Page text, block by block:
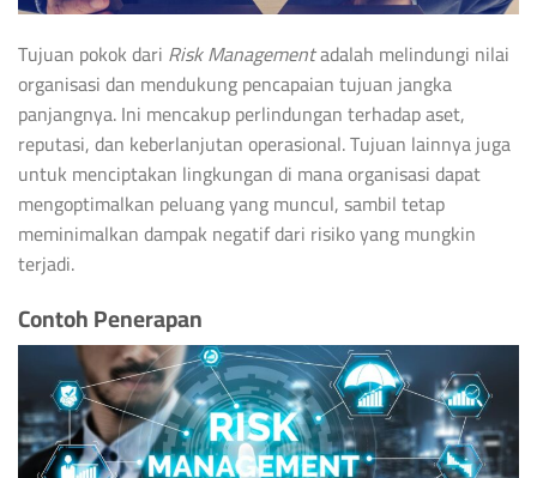
Tujuan pokok dari Risk Managementadalah melindungi nilai
organisasi dan mendukung pencapaian tujuan jangka
panjangnya. Ini mencakup perlindungan terhadap aset,
reputasi, dan keberlanjutan operasional. Tujuan lainnya juga
untuk menciptakan lingkungan di mana organisasi dapat
mengoptimalkan peluang yang muncul, sambil tetap
meminimalkan dampak negatif dari risiko yang mungkin
terjadi.
Contoh Penerapan